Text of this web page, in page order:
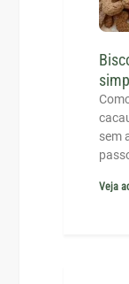
sem
Veja